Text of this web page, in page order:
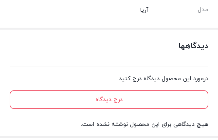
مدل آریا
دیدگاهها
درمورد این محصول دیدگاه درج کنید.
درج دیدگاه
هیچ دیدگاهی برای این محصول نوشته نشده است.